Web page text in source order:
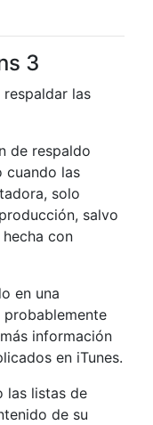
3
las
de respaldo
cuando las
solo
salvo
con
en una
información
en iTunes.
las listas de
de su